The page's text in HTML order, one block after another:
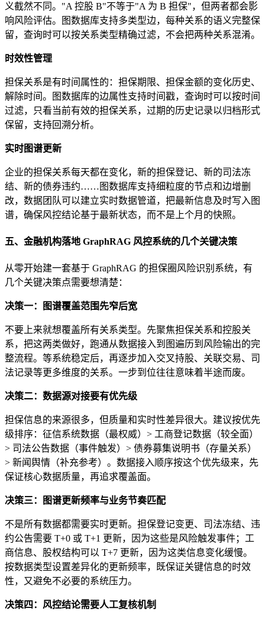
义截然不同。"A 控股 B"不等于"A 为 B 担保"，但两者都会影
响风险评估。图数据库支持多类型边，每种关系的语义完整保
留，查询时可以按关系类型精确过滤，不会把两种关系混淆。
时效性管理
担保关系是有时间属性的：担保期限、担保金额的变化历史、
解除时间。图数据库的边属性支持时间戳，查询时可以按时间
过滤，只看当前有效的担保关系，过期的历史记录以归档形式
保留，支持回溯分析。
实时图谱更新
企业的担保关系每天都在变化，新的担保登记、新的司法冻
结、新的债券违约……图数据库支持细粒度的节点和边增删
改，数据团队可以建立实时数据管道，把最新信息及时写入图
谱，确保风控结论基于最新状态，而不是上个月的快照。
五、金融机构落地 GraphRAG 风控系统的几个关键决策
从零开始建一套基于 GraphRAG 的担保圈风险识别系统，有
几个关键决策点需要想清楚：
决策一：图谱覆盖范围先窄后宽
不要上来就想覆盖所有关系类型。先聚焦担保关系和控股关
系，把这两类做好，跑通从数据接入到图遍历到风险输出的完
整流程。等系统稳定后，再逐步加入交叉持股、关联交易、司
法记录等更多维度的关系。一步到位往往意味着半途而废。
决策二：数据源对接要有优先级
担保信息的来源很多，但质量和实时性差异很大。建议按优先
级排序：征信系统数据（最权威）> 工商登记数据（较全面）
> 司法公告数据（事件触发）> 债券募集说明书（存量关系）
> 新闻舆情（补充参考）。数据接入顺序按这个优先级来，先
保证核心数据质量，再追求覆盖面。
决策三：图谱更新频率与业务节奏匹配
不是所有数据都需要实时更新。担保登记变更、司法冻结、违
约公告需要 T+0 或 T+1 更新，因为这些是风险触发事件；工
商信息、股权结构可以 T+7 更新，因为这类信息变化缓慢。
按数据类型设置差异化的更新频率，既保证关键信息的时效
性，又避免不必要的系统压力。
决策四：风控结论需要人工复核机制